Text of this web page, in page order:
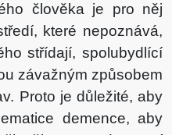
člověka je pro něj
které nepoznává,
střídají, spolubydlící
závažným způsobem
Proto je důležité, aby
demence, aby